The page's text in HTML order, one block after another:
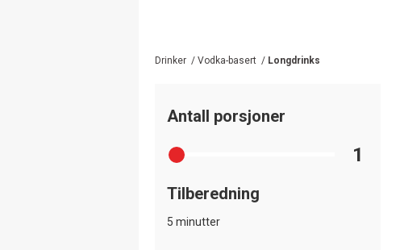
Drinker / Vodka-basert / Longdrinks
Antall porsjoner
1
Tilberedning
5 minutter